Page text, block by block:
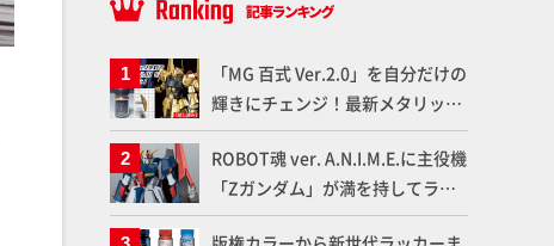
「MG 百式 Ver.2.0」を自分だけの
輝きにチェンジ！最新メタリック
塗料を使ってより金属感を増した
仕上がりに!!【試し読み】
ROBOT魂 ver. A.N.I.M.E.に主役機
「Zガンダム」が満を持してライ
ンナップ！ウェイブライダーへの